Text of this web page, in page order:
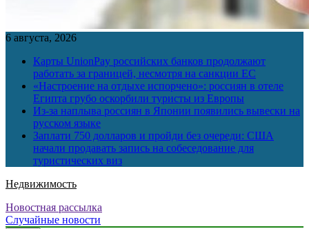
6 августа, 2026
Карты UnionPay российских банков продолжают
работать за границей, несмотря на санкции ЕС
«Настроение на отдыхе испорчено»: россиян в отеле
Египта грубо оскорбили туристы из Европы
Из-за наплыва россиян в Японии появились вывески на
русском языке
Заплати 750 долларов и пройди без очереди: США
начали продавать запись на собеседование для
туристических виз
Недвижимость
Новостная рассылка
Случайные новости